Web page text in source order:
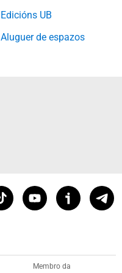
Edicións UB
Aluguer de espazos
Membro da